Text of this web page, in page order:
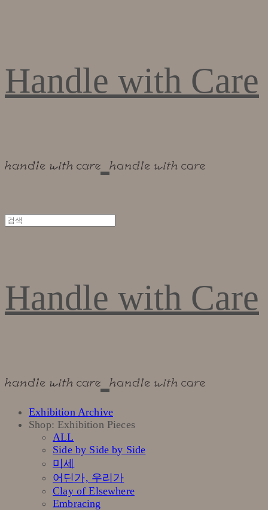
Handle with Care
Handle with Care
Exhibition Archive
Shop: Exhibition Pieces
ALL
Side by Side by Side
미세
어딘가, 우리가
Clay of Elsewhere
Embracing